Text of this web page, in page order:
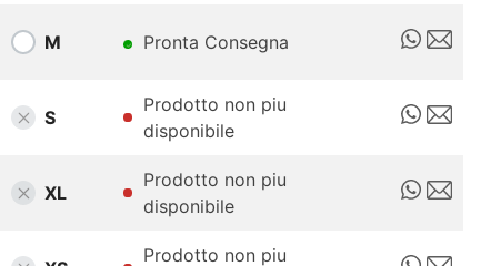
M Pronta Consegna
S
Prodotto non piu
disponibile
XL
Prodotto non piu
disponibile
Prodotto non piu